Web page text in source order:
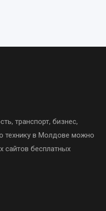
транспорт, бизнес,
технику в Молдове можно
бесплатных